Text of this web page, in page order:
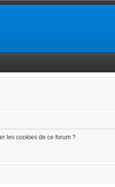
les cookies de ce forum ?